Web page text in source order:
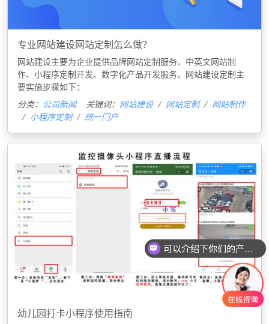
专业网站建设网站定制怎么做？
网站建设主要为企业提供品牌网站定制服务、中英文网站制
作、小程序定制开发、数字化产品开发服务。网站建设定制主
要实施步骤如下：
分类： 公司新闻 关键词： 网站建设 网站定制
网站制作
小程序定制
统一门户
幼儿园打卡小程序使用指南